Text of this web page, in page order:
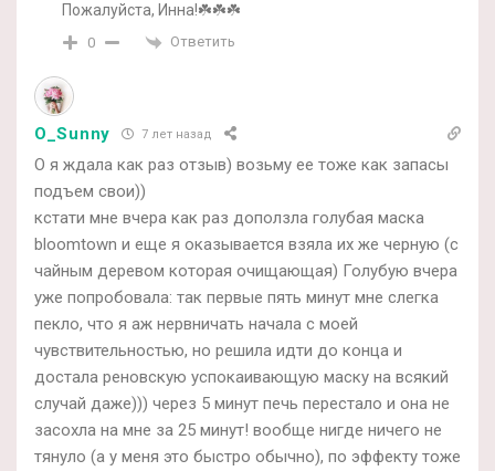
Пожалуйста, Инна!☘️☘️☘️
0 Ответить
O_Sunny 7 лет назад
О я ждала как раз отзыв) возьму ее тоже как запасы
подъем свои))
кстати мне вчера как раз доползла голубая маска
bloomtown и еще я оказывается взяла их же черную (с
чайным деревом которая очищающая) Голубую вчера
уже попробовала: так первые пять минут мне слегка
пекло, что я аж нервничать начала с моей
чувствительностью, но решила идти до конца и
достала реновскую успокаивающую маску на всякий
случай даже))) через 5 минут печь перестало и она не
засохла на мне за 25 минут! вообще нигде ничего не
тянуло (а у меня это быстро обычно), по эффекту тоже